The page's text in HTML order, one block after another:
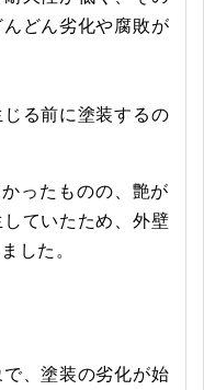
どん劣化や腐敗が
る前に塗装するの
ったものの、艶が
ていたため、外壁
した。
、塗装の劣化が始